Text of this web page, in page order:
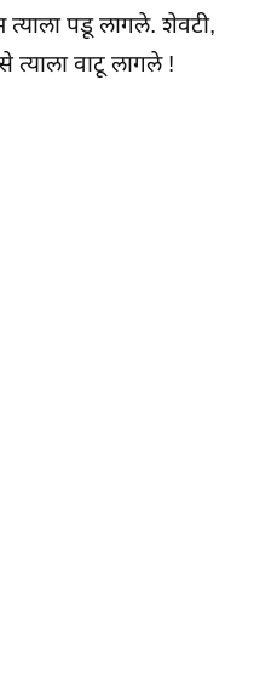
त्याला पडू लागले. शेवटी,
त्याला वाटू लागले !